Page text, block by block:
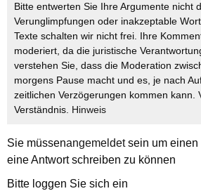
Bitte entwerten Sie Ihre Argumente nicht
Verunglimpfungen oder inakzeptable
Texte schalten wir nicht frei. Ihre
moderiert, da die juristische
verstehen Sie, dass die Moderation
morgens Pause macht und es, je nach
zeitlichen Verzögerungen kommen kann.
Verständnis. Hinweis
Sie müssenangemeldetsein um einen
eine Antwort schreiben zu können
Bitte loggen Sie sich ein